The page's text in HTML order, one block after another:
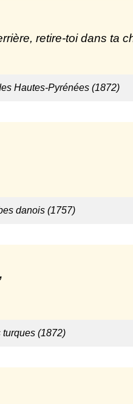
retire-toi dans ta
Hautes-Pyrénées (1872)
danois (1757)
(1872)